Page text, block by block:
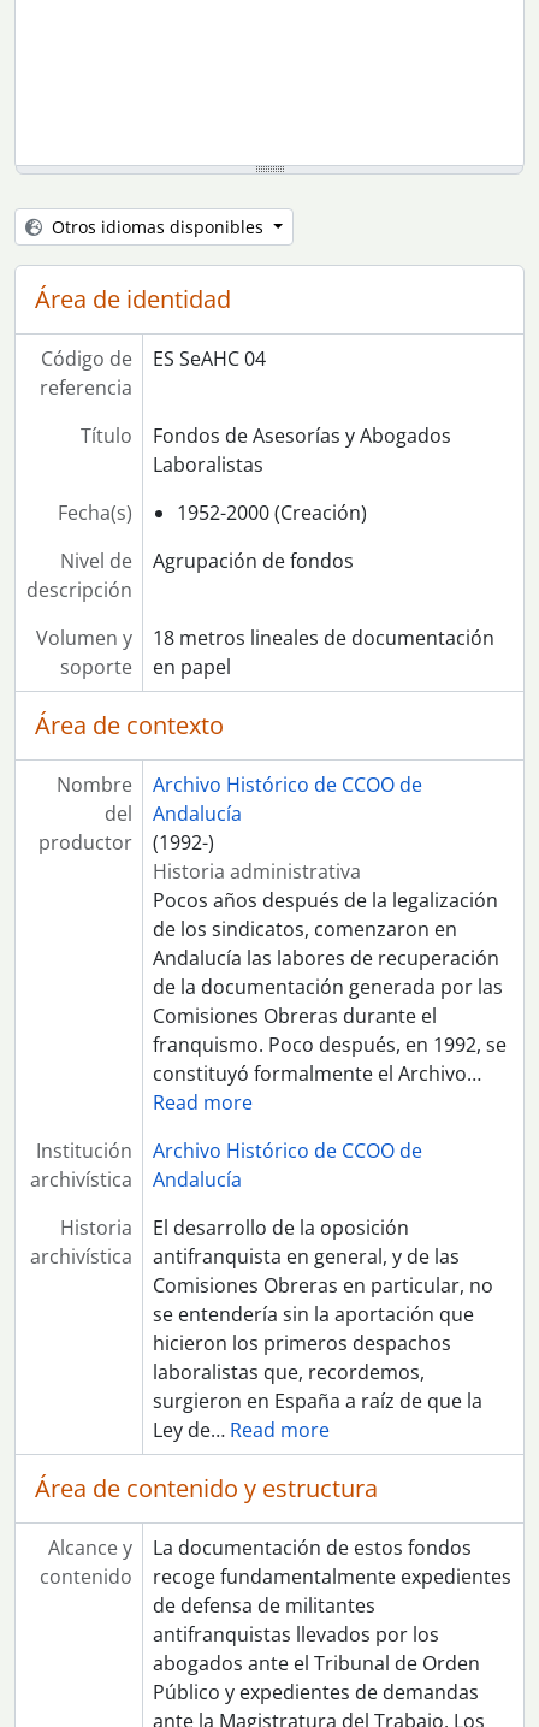
Otros idiomas disponibles
Área de identidad
Código de
referencia
ES SeAHC 04
Título
Fondos de Asesorías y Abogados
Laboralistas
Fecha(s)
1952-2000 (Creación)
Nivel de
descripción
Agrupación de fondos
Volumen y
soporte
18 metros lineales de documentación
en papel
Área de contexto
Nombre
del
productor
Archivo Histórico de CCOO de
Andalucía
(1992-)
Historia administrativa
Pocos años después de la legalización
de los sindicatos, comenzaron en
Andalucía las labores de recuperación
de la documentación generada por las
Comisiones Obreras durante el
franquismo. Poco después, en 1992, se
constituyó formalmente el Archivo…
Read more
Institución
archivística
Archivo Histórico de CCOO de
Andalucía
Historia
archivística
El desarrollo de la oposición
antifranquista en general, y de las
Comisiones Obreras en par­ticular, no
se entendería sin la aportación que
hicieron los primeros despachos
laboralistas que, recordemos,
surgieron en España a raíz de que la
Ley de… Read more
Área de contenido y estructura
Alcance y
contenido
La documentación de estos fondos
recoge fundamentalmente expedientes
de defensa de militantes
antifranquistas llevados por los
abogados ante el Tribunal de Orden
Público y expedientes de demandas
ante la Magistratura del Trabajo. Los